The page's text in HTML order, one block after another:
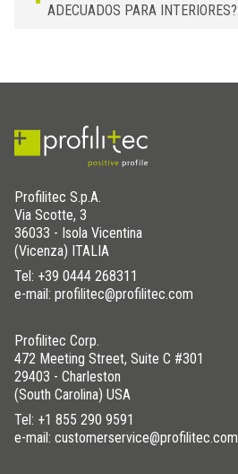
ADECUADOS PARA INTERIORES?
Profilitec S.p.A.
Via Scotte, 3
36033 - Isola Vicentina
(Vicenza) ITALIA
Tel: +39 0444 268311
e-mail: profilitec@profilitec.com
Profilitec Corp.
472 Meeting Street, Suite C #301
29403 - Charleston
(South Carolina) USA
Tel: +1 855 290 9591
e-mail: customerservice@profilitec.com